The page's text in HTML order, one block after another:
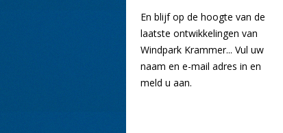
En blijf op de hoogte van de
laatste ontwikkelingen van
Windpark Krammer... Vul uw
naam en e-mail adres in en
meld u aan.